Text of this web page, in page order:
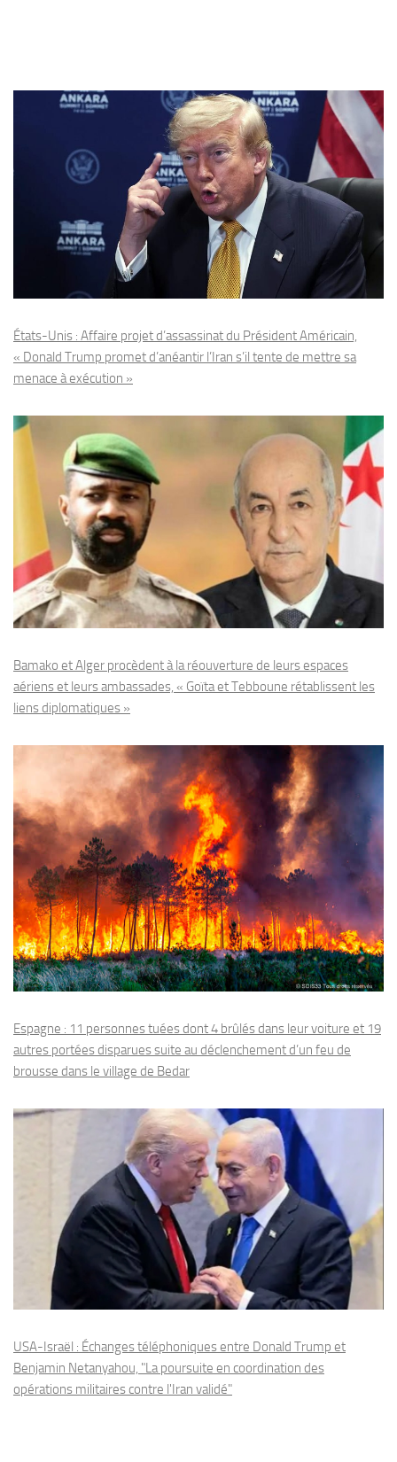
États-Unis : Affaire projet d’assassinat du Président Américain,
« Donald Trump promet d’anéantir l’Iran s’il tente de mettre sa
menace à exécution »
Bamako et Alger procèdent à la réouverture de leurs espaces
aériens et leurs ambassades, « Goïta et Tebboune rétablissent les
liens diplomatiques »
Espagne : 11 personnes tuées dont 4 brûlés dans leur voiture et 19
autres portées disparues suite au déclenchement d’un feu de
brousse dans le village de Bedar
USA-Israël : Échanges téléphoniques entre Donald Trump et
Benjamin Netanyahou, "La poursuite en coordination des
opérations militaires contre l'Iran validé"